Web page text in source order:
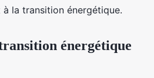
la transition énergétique.
énergétique